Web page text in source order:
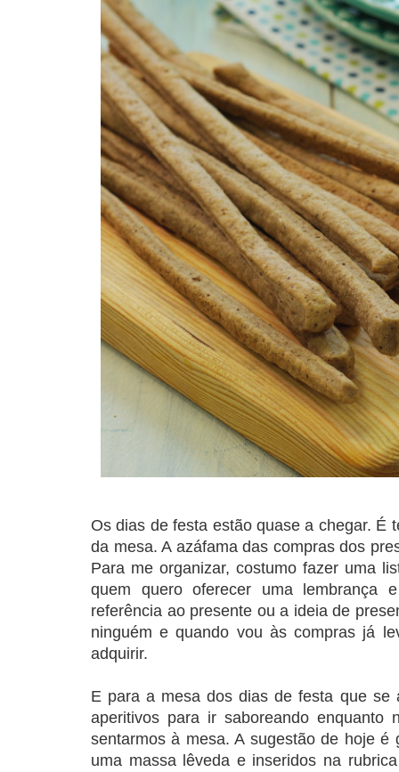
Os dias de festa estão quase a chegar. É
da mesa. A azáfama das compras dos
Para me organizar, costumo fazer uma
quem quero oferecer uma
referência ao presente ou a ideia de
ninguém e quando vou às compras já
adquirir.
E para a mesa dos dias de festa que se
aperitivos para ir saboreando enquanto
sentarmos à mesa. A sugestão de hoje é
uma massa lêveda e inseridos na